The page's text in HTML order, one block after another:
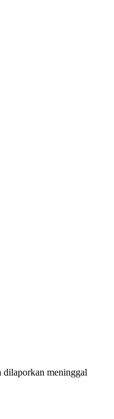
dilaporkan meninggal